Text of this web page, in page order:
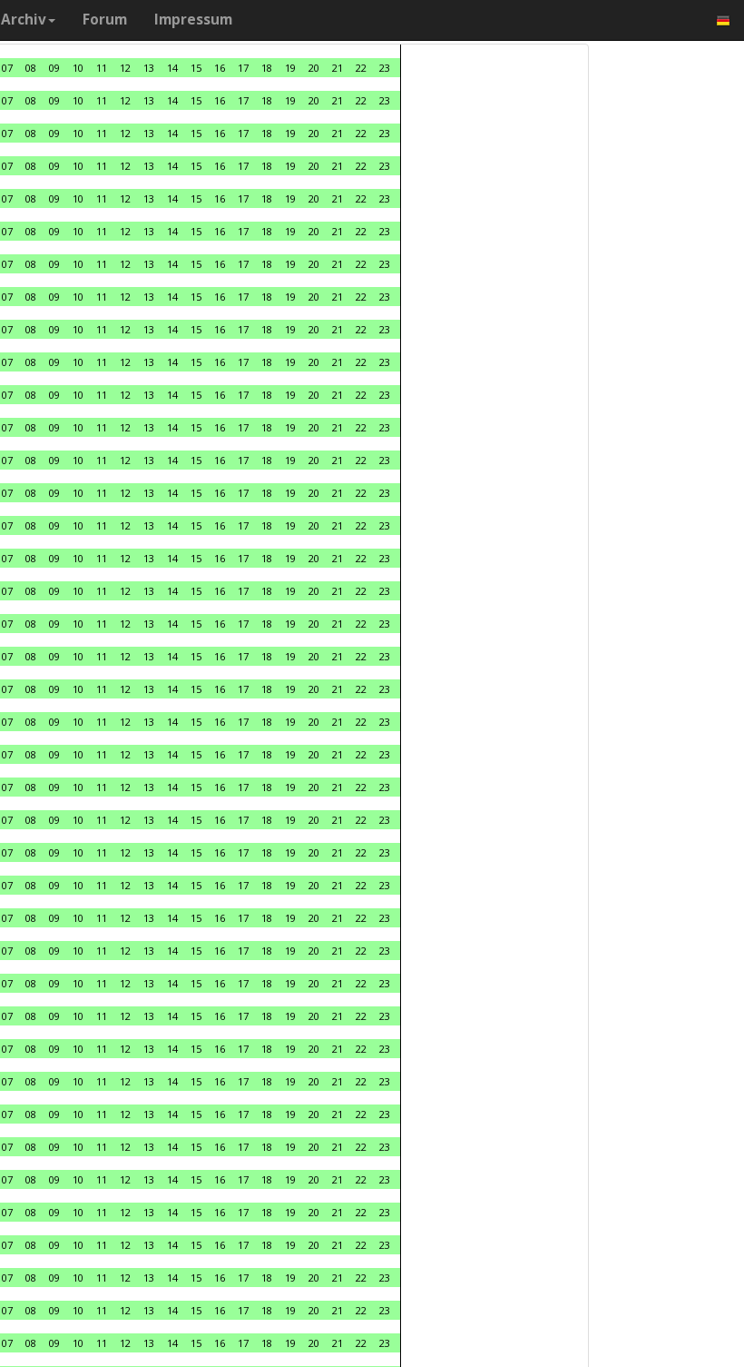
Archiv Forum Impressum
07 08 09 10 11 12 13 14 15 16 17 18 19 20 21 22
23
07 08 09 10 11 12 13 14 15 16 17 18 19 20 21 22
23
07 08 09 10 11 12 13 14 15 16 17 18 19 20 21 22
23
07 08 09 10 11 12 13 14 15 16 17 18 19 20 21 22
23
07 08 09 10 11 12 13 14 15 16 17 18 19 20 21 22
23
07 08 09 10 11 12 13 14 15 16 17 18 19 20 21 22
23
07 08 09 10 11 12 13 14 15 16 17 18 19 20 21 22
23
07 08 09 10 11 12 13 14 15 16 17 18 19 20 21 22
23
07 08 09 10 11 12 13 14 15 16 17 18 19 20 21 22
23
07 08 09 10 11 12 13 14 15 16 17 18 19 20 21 22
23
07 08 09 10 11 12 13 14 15 16 17 18 19 20 21 22
23
07 08 09 10 11 12 13 14 15 16 17 18 19 20 21 22
23
07 08 09 10 11 12 13 14 15 16 17 18 19 20 21 22
23
07 08 09 10 11 12 13 14 15 16 17 18 19 20 21 22
23
07 08 09 10 11 12 13 14 15 16 17 18 19 20 21 22
23
07 08 09 10 11 12 13 14 15 16 17 18 19 20 21 22
23
07 08 09 10 11 12 13 14 15 16 17 18 19 20 21 22
23
07 08 09 10 11 12 13 14 15 16 17 18 19 20 21 22
23
07 08 09 10 11 12 13 14 15 16 17 18 19 20 21 22
23
07 08 09 10 11 12 13 14 15 16 17 18 19 20 21 22
23
07 08 09 10 11 12 13 14 15 16 17 18 19 20 21 22
23
07 08 09 10 11 12 13 14 15 16 17 18 19 20 21 22
23
07 08 09 10 11 12 13 14 15 16 17 18 19 20 21 22
23
07 08 09 10 11 12 13 14 15 16 17 18 19 20 21 22
23
07 08 09 10 11 12 13 14 15 16 17 18 19 20 21 22
23
07 08 09 10 11 12 13 14 15 16 17 18 19 20 21 22
23
07 08 09 10 11 12 13 14 15 16 17 18 19 20 21 22
23
07 08 09 10 11 12 13 14 15 16 17 18 19 20 21 22
23
07 08 09 10 11 12 13 14 15 16 17 18 19 20 21 22
23
07 08 09 10 11 12 13 14 15 16 17 18 19 20 21 22
23
07 08 09 10 11 12 13 14 15 16 17 18 19 20 21 22
23
07 08 09 10 11 12 13 14 15 16 17 18 19 20 21 22
23
07 08 09 10 11 12 13 14 15 16 17 18 19 20 21 22
23
07 08 09 10 11 12 13 14 15 16 17 18 19 20 21 22
23
07 08 09 10 11 12 13 14 15 16 17 18 19 20 21 22
23
07 08 09 10 11 12 13 14 15 16 17 18 19 20 21 22
23
07 08 09 10 11 12 13 14 15 16 17 18 19 20 21 22
23
07 08 09 10 11 12 13 14 15 16 17 18 19 20 21 22
23
07 08 09 10 11 12 13 14 15 16 17 18 19 20 21 22
23
07 08 09 10 11 12 13 14 15 16 17 18 19 20 21 22
23